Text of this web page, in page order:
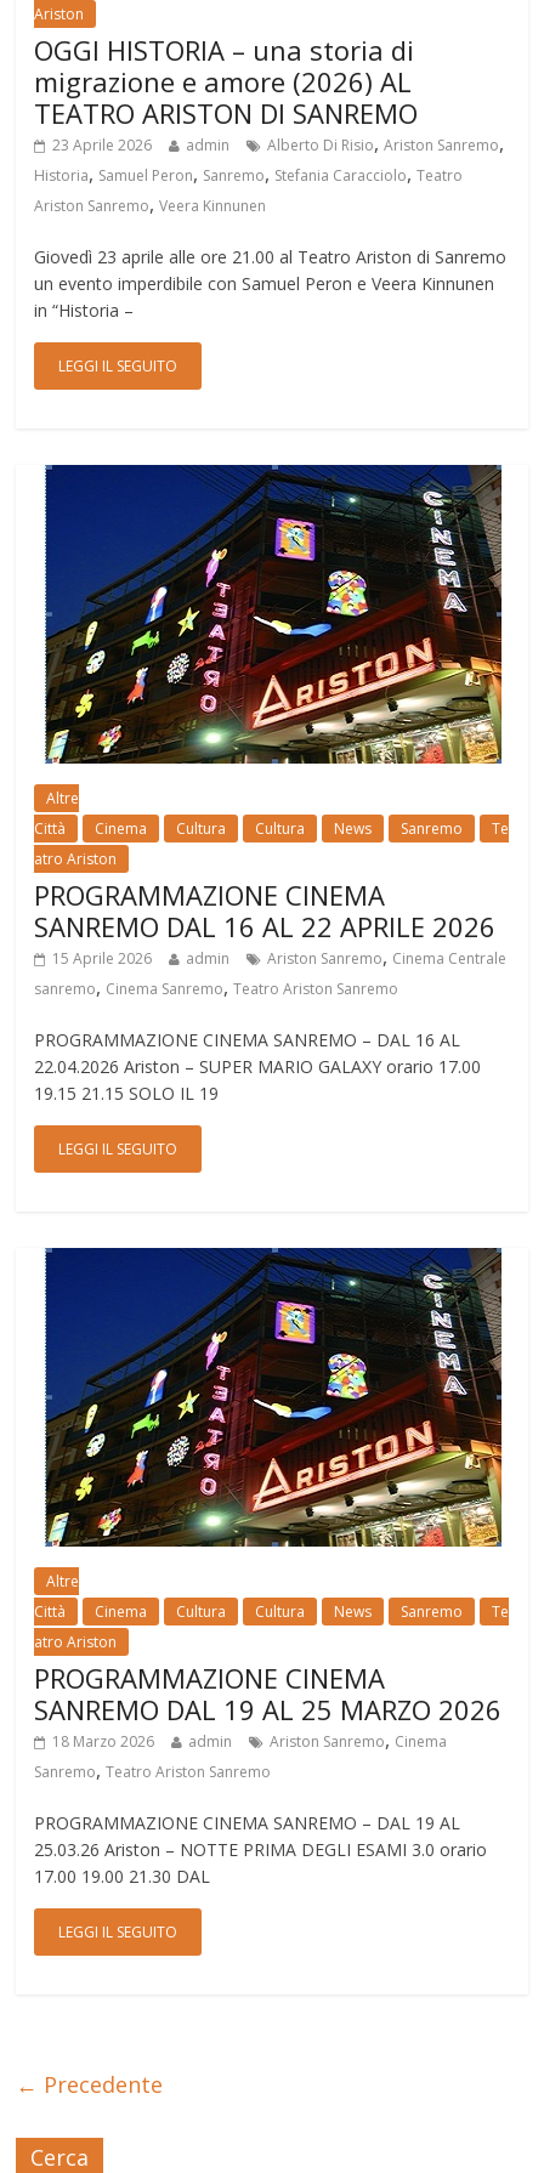
Ariston
OGGI HISTORIA – una storia di
migrazione e amore (2026) AL
TEATRO ARISTON DI SANREMO
23 Aprile 2026 admin Alberto Di Risio,Ariston Sanremo,
Historia, Samuel Peron, Sanremo, Stefania Caracciolo,Teatro
Ariston Sanremo,Veera Kinnunen
Giovedì 23 aprile alle ore 21.00 al Teatro Ariston di Sanremo
un evento imperdibile con Samuel Peron e Veera Kinnunen
in “Historia –
LEGGI IL SEGUITO
Altre
Città
Cinema Cultura Cultura News Sanremo
Te
atro Ariston
PROGRAMMAZIONE CINEMA
SANREMO DAL 16 AL 22 APRILE 2026
15 Aprile 2026 admin Ariston Sanremo, Cinema Centrale
sanremo, Cinema Sanremo,Teatro Ariston Sanremo
PROGRAMMAZIONE CINEMA SANREMO – DAL 16 AL
22.04.2026 Ariston – SUPER MARIO GALAXY orario 17.00
19.15 21.15 SOLO IL 19
LEGGI IL SEGUITO
Altre
Città
Cinema Cultura Cultura News Sanremo
Te
atro Ariston
PROGRAMMAZIONE CINEMA
SANREMO DAL 19 AL 25 MARZO 2026
18 Marzo 2026 admin Ariston Sanremo, Cinema
Sanremo,Teatro Ariston Sanremo
PROGRAMMAZIONE CINEMA SANREMO – DAL 19 AL
25.03.26 Ariston – NOTTE PRIMA DEGLI ESAMI 3.0 orario
17.00 19.00 21.30 DAL
LEGGI IL SEGUITO
← Precedente
Cerca